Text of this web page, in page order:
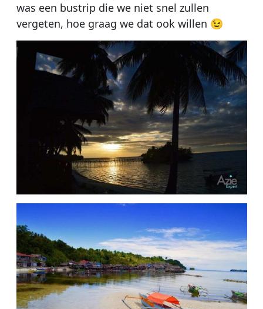
was een bustrip die we niet snel zullen
vergeten, hoe graag we dat ook willen 😉